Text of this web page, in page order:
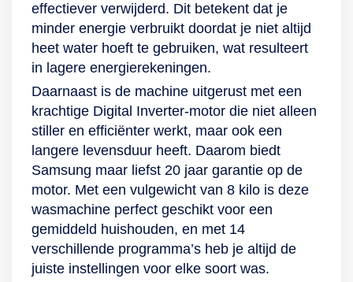
minder tijd en
energie, maar is ook
beter voor de stof en
het kleurbehoud
ervan. Zelfs
hardnekkige
vlekken vergen niet
te veel van deze
bubbels. Met Bubble
Soak verwijdert de
machine vervelende
vlekken (zoals
bloed, wijn of gras)
door de kleding
moeiteloos de
wastrommel schoon
en fris, zonder
schoonmaakmiddel.
Zijn deze 14
programma’s niet
genoeg? Dan
download je er
gewoon meer. De
SmartThings-app
biedt nog eens 10
wasprogramma’s!
De kracht van
bubbels Dankzij de
effectiever verwijderd. Dit betekent dat je
minder energie verbruikt doordat je niet altijd
heet water hoeft te gebruiken, wat resulteert
in lagere energierekeningen.
Daarnaast is de machine uitgerust met een
krachtige Digital Inverter-motor die niet alleen
stiller en efficiënter werkt, maar ook een
langere levensduur heeft. Daarom biedt
Samsung maar liefst 20 jaar garantie op de
motor. Met een vulgewicht van 8 kilo is deze
wasmachine perfect geschikt voor een
gemiddeld huishouden, en met 14
verschillende programma’s heb je altijd de
juiste instellingen voor elke soort was.